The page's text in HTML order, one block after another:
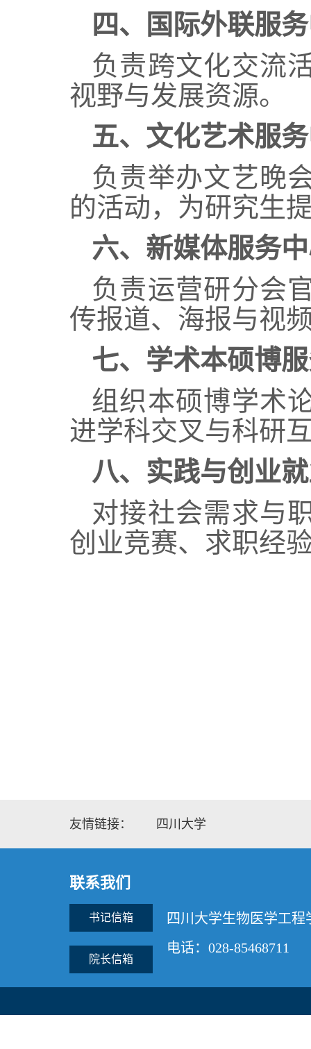
四、国际外联服
负责跨文化交流
视野与发展资源。
五、文化艺术服
负责举办文艺晚
的活动，为研究生
六、新媒体服务
负责运营研分会
传报道、海报与视
七、学术本硕博
组织本硕博学术
进学科交叉与科研
八、实践与创业
对接社会需求与
创业竞赛、求职经
友情链接： 四川大学
联系我们
书记信箱
院长信箱
四川大学生物医学工程
电话：028-85468711